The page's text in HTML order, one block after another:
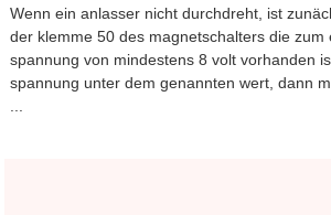
Wenn ein anlasser nicht durchdreht, ist
der klemme 50 des magnetschalters die zum
spannung von mindestens 8 volt vorhanden
spannung unter dem genannten wert, dann